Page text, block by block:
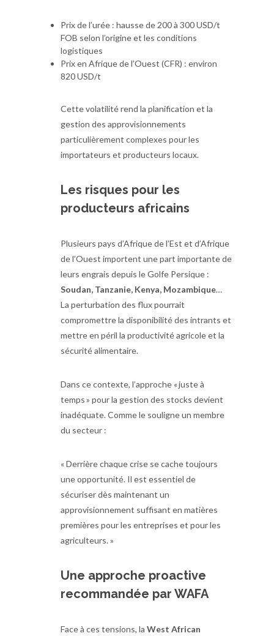
Prix de l’urée : hausse de 200 à 300 USD/t
FOB selon l’origine et les conditions
logistiques
Prix en Afrique de l’Ouest (CFR) : environ
820 USD/t
Cette volatilité rend la planification et la
gestion des approvisionnements
particulièrement complexes pour les
importateurs et producteurs locaux.
Les risques pour les
producteurs africains
Plusieurs pays d’Afrique de l’Est et d’Afrique
de l’Ouest importent une part importante de
leurs engrais depuis le Golfe Persique :
Soudan, Tanzanie, Kenya, Mozambique…
La perturbation des flux pourrait
compromettre la disponibilité des intrants et
mettre en péril la productivité agricole et la
sécurité alimentaire.
Dans ce contexte, l’approche « juste à
temps » pour la gestion des stocks devient
inadéquate. Comme le souligne un membre
du secteur :
« Derrière chaque crise se cache toujours
une opportunité. Il est essentiel de
sécuriser dès maintenant un
approvisionnement suffisant en matières
premières pour les entreprises et pour les
agriculteurs. »
Une approche proactive
recommandée par WAFA
Face à ces tensions, la West African